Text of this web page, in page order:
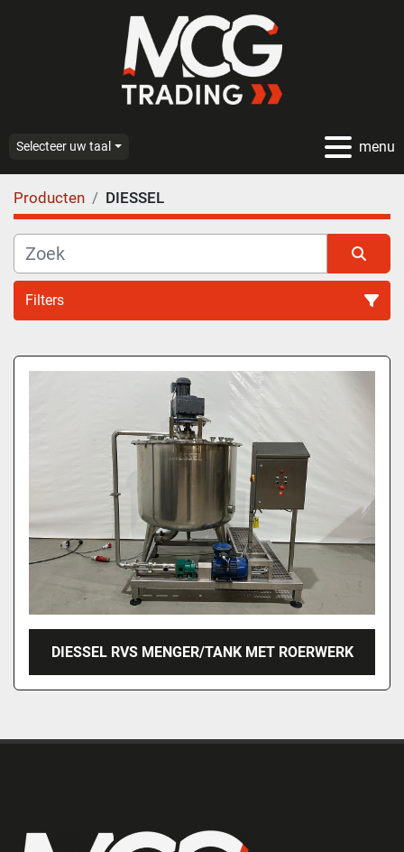
menu
Selecteer uw taal
Producten DIESSEL
Filters
Alle categoriën
Sorteren op
DIESSEL RVS MENGER/TANK MET ROERWERK